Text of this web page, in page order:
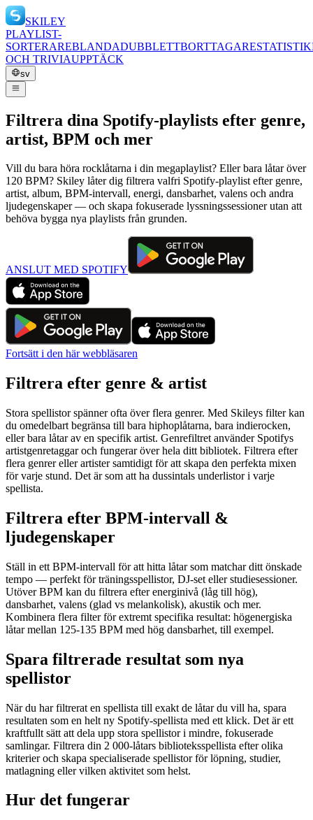
SKILEY
PLAYLIST-
SORTERAREBLANDADUBBLETTBORTTAGARESTATISTIK
OCH TRIVIAUPPTÄCK
sv
Filtrera dina Spotify-playlists efter genre,
artist, BPM och mer
Vill du bara höra rocklåtarna i din megaplaylist? Eller bara låtar över
120 BPM? Skiley låter dig filtrera valfri Spotify-playlist efter genre,
artist, album, BPM-intervall, energi, dansbarhet, valens och andra
ljudegenskaper — och skapa fokuserade lyssningssessioner utan att
behöva bygga nya playlists från grunden.
ANSLUT MED SPOTIFY
Fortsätt i den här webbläsaren
Filtrera efter genre & artist
Stora spellistor spänner ofta över flera genrer. Med Skileys filter kan
du omedelbart begränsa till bara hiphoplåtarna, bara indierocken,
eller bara låtar av en specifik artist. Genrefiltret använder Spotifys
artistgenretaggar och fungerar över hela ditt bibliotek. Filtrera efter
flera genrer eller artister samtidigt för att skapa den perfekta mixen
för varje stund. Det är som att ha dussintals underlistor i varje
spellista.
Filtrera efter BPM-intervall &
ljudegenskaper
Ställ in ett BPM-intervall för att hitta låtar som matchar ditt önskade
tempo — perfekt för träningsspellistor, DJ-set eller studiesessioner.
Utöver BPM kan du filtrera efter energinivå (låg till hög),
dansbarhet, valens (glad vs melankolisk), akustik och mer.
Kombinera flera filter för extremt specifika resultat: högenergiska
låtar mellan 125-135 BPM med hög dansbarhet, till exempel.
Spara filtrerade resultat som nya
spellistor
När du har filtrerat en spellista till exakt de låtar du vill ha, spara
resultaten som en helt ny Spotify-spellista med ett klick. Det är ett
kraftfullt sätt att dela upp stora spellistor i mindre, fokuserade
samlingar. Filtrera din 2 000-låtars biblioteksspellista efter olika
kriterier och skapa specialiserade spellistor för löpning, studier,
matlagning eller vilken aktivitet som helst.
Hur det fungerar